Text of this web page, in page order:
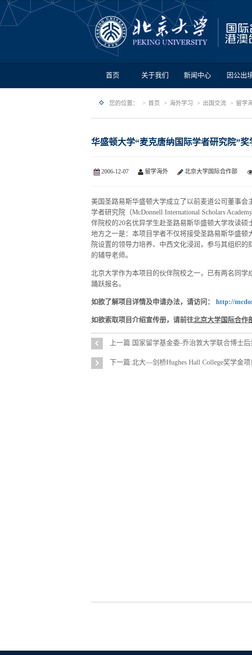
首页 关于我们 新闻中心 因公出
您的位置： 首页 海外学习 出国交流 留学
华盛顿大学“麦克唐纳国际学者研究院”奖
2006-12-07 留学海外 北京大学国际合作部
美国圣路易斯华盛顿大学成立了以前麦道公司董事会
学者研究院（McDonnell International Scholars
伴院校的20名优异学生赴圣路易斯华盛顿大学攻读
地方之一是：本项目学者不仅将接受圣路易斯华盛
院设置的领导力培养、中西文化浸润，参与其组织的
的辅导老师。
北京大学作为本项目的伙伴院校之一，已有两名同
踊跃报名。
如欲了解项目详情及申请办法，请访问： http://
如欲索取项目介绍宣传册，请前往北京大学国际合作
上一篇:国家留学基金委-乔治敦大学联合博士后
下一篇:北大—剑桥Hughes Hall College奖学金项